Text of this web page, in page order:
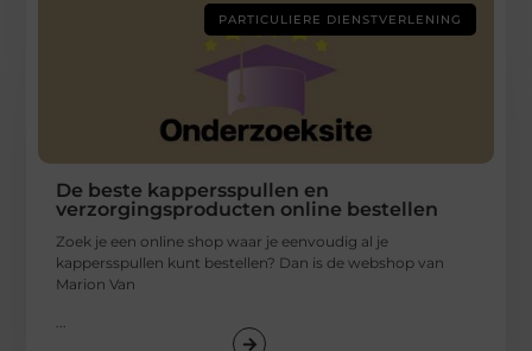
PARTICULIERE DIENSTVERLENING
De beste kappersspullen en
verzorgingsproducten online bestellen
Zoek je een online shop waar je eenvoudig al je
kappersspullen kunt bestellen? Dan is de webshop van
Marion Van
...